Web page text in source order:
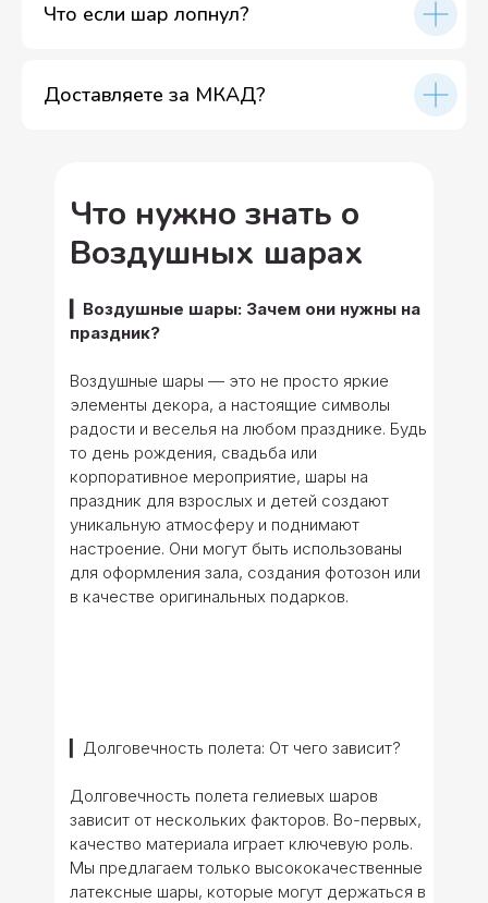
Что если шар лопнул?
Доставляете за МКАД?
Что нужно знать о
Воздушных шарах
▎Воздушные шары: Зачем они нужны на
праздник?
Воздушные шары — это не просто яркие
элементы декора, а настоящие символы
радости и веселья на любом празднике. Будь
то день рождения, свадьба или
корпоративное мероприятие, шары на
праздник для взрослых и детей создают
уникальную атмосферу и поднимают
настроение. Они могут быть использованы
для оформления зала, создания фотозон или
в качестве оригинальных подарков.
▎Долговечность полета: От чего зависит?
Долговечность полета гелиевых шаров
зависит от нескольких факторов. Во-первых,
качество материала играет ключевую роль.
Мы предлагаем только высококачественные
латексные шары, которые могут держаться в